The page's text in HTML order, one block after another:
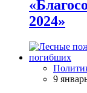
2024»
9